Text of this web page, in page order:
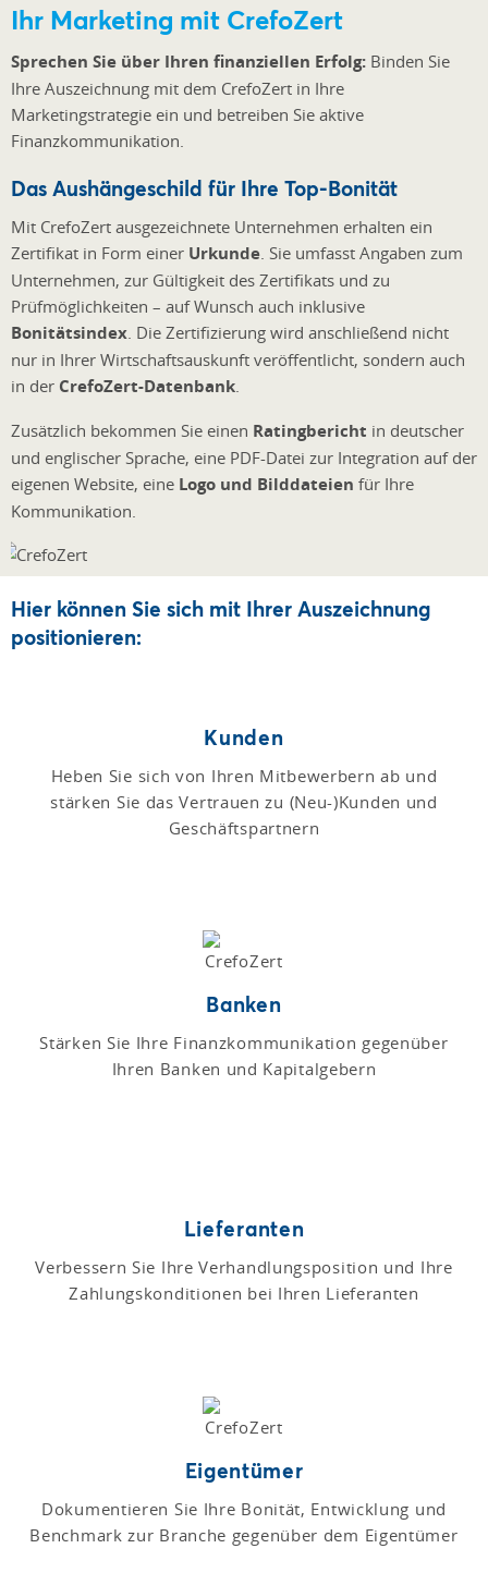
Ihr Marketing mit CrefoZert
Sprechen Sie über Ihren finanziellen Erfolg: Binden Sie
Ihre Auszeichnung mit dem CrefoZert in Ihre
Marketingstrategie ein und betreiben Sie aktive
Finanzkommunikation.
Das Aushängeschild für Ihre Top-Bonität
Mit CrefoZert ausgezeichnete Unternehmen erhalten ein
Zertifikat in Form einer Urkunde . Sie umfasst Angaben zum
Unternehmen, zur Gültigkeit des Zertifikats und zu
Prüfmöglichkeiten – auf Wunsch auch inklusive
Bonitätsindex . Die Zertifizierung wird anschließend nicht
nur in Ihrer Wirtschaftsauskunft veröffentlicht, sondern auch
in der CrefoZert-Datenbank
Zusätzlich bekommen Sie einen Ratingbericht in deutscher
und englischer Sprache, eine PDF-Datei zur Integration auf der
eigenen Website, eine Logo und Bilddateien für Ihre
Kommunikation.
Hier können Sie sich mit Ihrer Auszeichnung
positionieren:
Kunden
Heben Sie sich von Ihren Mitbewerbern ab und
stärken Sie das Vertrauen zu (Neu-)Kunden und
Geschäftspartnern
Banken
Stärken Sie Ihre Finanzkommunikation gegenüber
Ihren Banken und Kapitalgebern
Lieferanten
Verbessern Sie Ihre Verhandlungsposition und Ihre
Zahlungskonditionen bei Ihren Lieferanten
Eigentümer
Dokumentieren Sie Ihre Bonität, Entwicklung und
Benchmark zur Branche gegenüber dem Eigentümer